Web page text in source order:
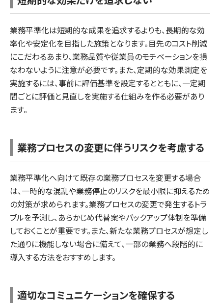
業務平準化は短期的な成果を追求するよりも、長期的な効
率化や安定化を目指した施策となります。目先のコスト削減
にこだわるあまり、業務品質や従業員のモチベーションを損
なわないように注意が必要です。また、定期的な効果測定を
実施するには、事前に評価基準を設定するとともに、一定期
間ごとに評価と見直しを実施する仕組みを作る必要があり
ます。
業務プロセスの変更に伴うリスクを考慮する
業務平準化へ向けて既存の業務プロセスを変更する場合
は、一時的な混乱や業務停止のリスクを最小限に抑えるため
の対策が求められます。業務プロセスの変更で発生するトラ
ブルを予測し、あらかじめ代替案やバックアップ体制を準備
しておくことが重要です。また、新たな業務プロセスが想定し
た通りに機能しない場合に備えて、一部の業務へ段階的に
導入する方法をおすすめします。
適切なコミュニケーションを確保する